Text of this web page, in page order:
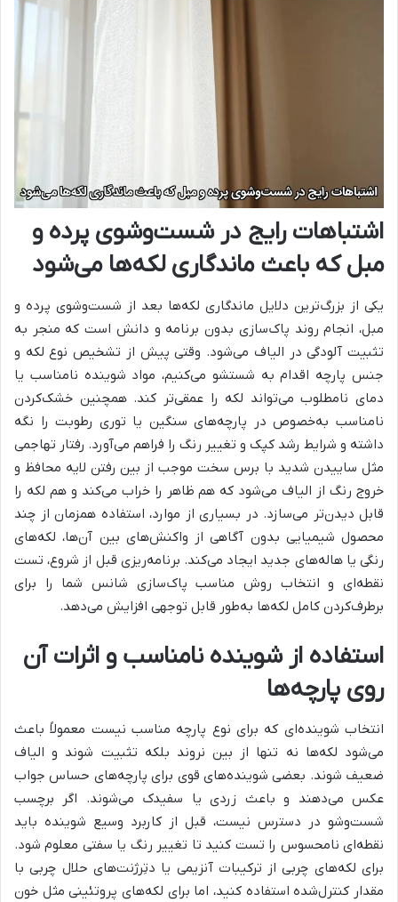
اشتباهات رایج در شست‌وشوی پرده و
مبل که باعث ماندگاری لکه‌ها می‌شود
یکی از بزرگ‌ترین دلایل ماندگاری لکه‌ها بعد از شست‌وشوی پرده و
مبل، انجام روند پاک‌سازی بدون برنامه و دانش است که منجر به
تثبیت آلودگی در الیاف می‌شود. وقتی پیش از تشخیص نوع لکه و
جنس پارچه اقدام به شستشو می‌کنیم، مواد شوینده نامناسب یا
دمای نامطلوب می‌تواند لکه را عمقی‌تر کند. همچنین خشک‌کردن
نامناسب به‌خصوص در پارچه‌های سنگین یا توری رطوبت را نگه
داشته و شرایط رشد کپک و تغییر رنگ را فراهم می‌آورد. رفتار تهاجمی
مثل ساییدن شدید با برس سخت موجب از بین رفتن لایه محافظ و
خروج رنگ از الیاف می‌شود که هم ظاهر را خراب می‌کند و هم لکه را
قابل دیدن‌تر می‌سازد. در بسیاری از موارد، استفاده همزمان از چند
محصول شیمیایی بدون آگاهی از واکنش‌های بین آن‌ها، لکه‌های
رنگی یا هاله‌های جدید ایجاد می‌کند. برنامه‌ریزی قبل از شروع، تست
نقطه‌ای و انتخاب روش مناسب پاک‌سازی شانس شما را برای
برطرف‌کردن کامل لکه‌ها به‌طور قابل توجهی افزایش می‌دهد.
استفاده از شوینده نامناسب و اثرات آن
روی پارچه‌ها
انتخاب شوینده‌ای که برای نوع پارچه مناسب نیست معمولاً باعث
می‌شود لکه‌ها نه تنها از بین نروند بلکه تثبیت شوند و الیاف
ضعیف شوند. بعضی شوینده‌های قوی برای پارچه‌های حساس جواب
عکس می‌دهند و باعث زردی یا سفیدک می‌شوند. اگر برچسب
شست‌وشو در دسترس نیست، قبل از کاربرد وسیع شوینده باید
نقطه‌ای نامحسوس را تست کنید تا تغییر رنگ یا سفتی معلوم شود.
برای لکه‌های چربی از ترکیبات آنزیمی یا دتِرژنت‌های حلال چربی با
مقدار کنترل‌شده استفاده کنید، اما برای لکه‌های پروتئینی مثل خون